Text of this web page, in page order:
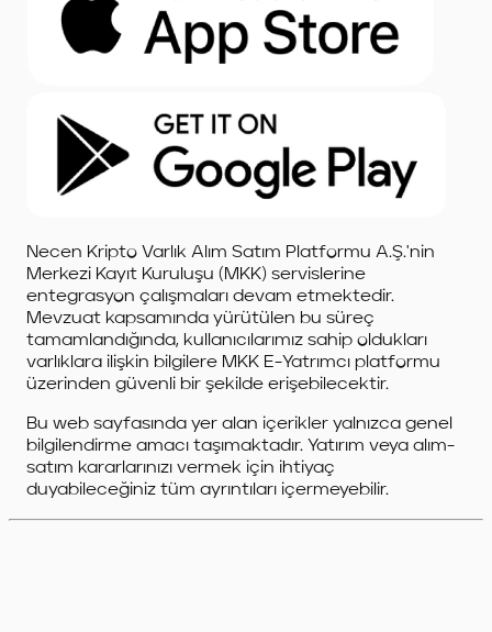
Necen Kripto Varlık Alım Satım Platformu A.Ş.'nin
Merkezi Kayıt Kuruluşu (MKK) servislerine
entegrasyon çalışmaları devam etmektedir.
Mevzuat kapsamında yürütülen bu süreç
tamamlandığında, kullanıcılarımız sahip oldukları
varlıklara ilişkin bilgilere MKK E-Yatrımcı platformu
üzerinden güvenli bir şekilde erişebilecektir.
Bu web sayfasında yer alan içerikler yalnızca genel
bilgilendirme amacı taşımaktadır. Yatırım veya alım-
satım kararlarınızı vermek için ihtiyaç
duyabileceğiniz tüm ayrıntıları içermeyebilir.